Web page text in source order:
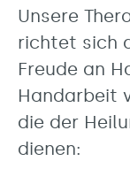
Unsere
richtet sich
Freude an
Handarbeit
die der
dienen: